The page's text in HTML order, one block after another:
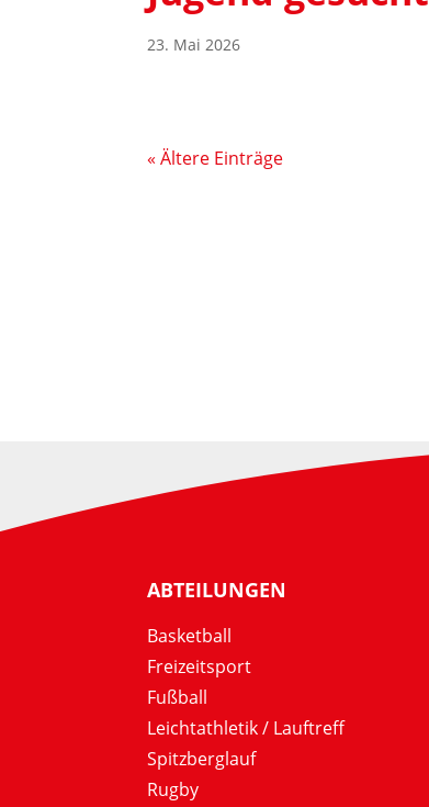
23. Mai 2026
« Ältere Einträge
ABTEILUNGEN
Basketball
Freizeitsport
Fußball
Leichtathletik / Lauftreff
Spitzberglauf
Rugby